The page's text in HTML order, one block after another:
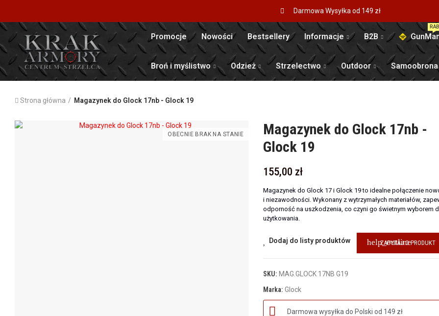
Darmowa Wysyłka od 149 zł
Promocje Nowości Bestsellery Informacje B2B
Broń i myślistwo Odzież Strzelectwo Outdoor Samoobrona
Strona główna Magazynek do Glock 17nb - Glock 19
OBECNIE BRAK NA STANIE
Magazynek do Glock 17nb -
Glock 19
155,00 zł
Magazynek do Glock 17 i Glock 19 to idealne połączenie
i niezawodności. Wykonany z wytrzymałych materiałów,
odporność na uszkodzenia, co czyni go świetnym wyborem
użytkowania.
Dodaj do listy produktów help_outline
ZAPYTAJ O PRODUKT
SKU: MAG.GLOCK 17NB G19
Marka: Glock
Darmowa wysyłka do Polski od 149 zł